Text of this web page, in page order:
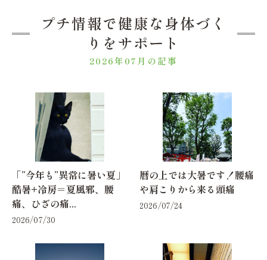
プチ情報で健康な身体づく
りをサポート
2026年07月の記事
「”今年も”異常に暑い夏」
酷暑+冷房＝夏風邪、腰
痛、ひざの痛...
2026/07/30
暦の上では大暑です！腰痛
や肩こりから来る頭痛
2026/07/24